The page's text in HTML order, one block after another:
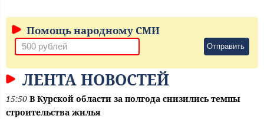
Помощь народному СМИ
Отправить
ЛЕНТА НОВОСТЕЙ
15:50 В Курской области за полгода снизились темпы
строительства жилья